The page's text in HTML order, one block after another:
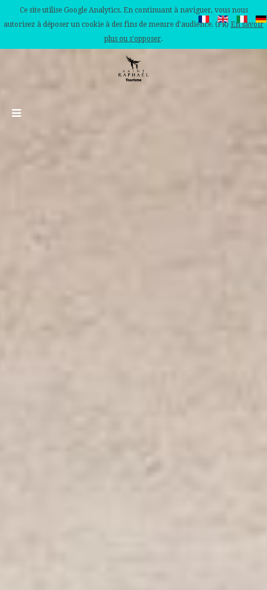
Ce site utilise Google Analytics. En continuant à naviguer, vous nous
autorisez à déposer un cookie à des fins de mesure d'audience. (FR) En savoir
plus ou s'opposer.